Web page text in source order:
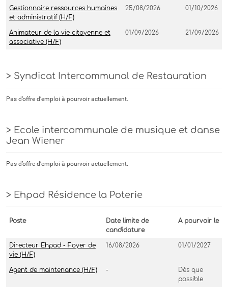
Gestionnaire ressources humaines
et administratif (H/F)
25/08/2026 01/10/2026
Animateur de la vie citoyenne et
associative (H/F)
01/09/2026 21/09/2026
> Syndicat Intercommunal de Restauration
Pas d’offre d’emploi à pourvoir actuellement.
> Ecole intercommunale de musique et danse
Jean Wiener
Pas d’offre d’emploi à pourvoir actuellement.
> Ehpad Résidence la Poterie
Poste
Date limite de
candidature
A pourvoir le
Directeur Ehpad - Foyer de
vie (H/F)
16/08/2026 01/01/2027
Agent de maintenance (H/F) -
Dès que
possible